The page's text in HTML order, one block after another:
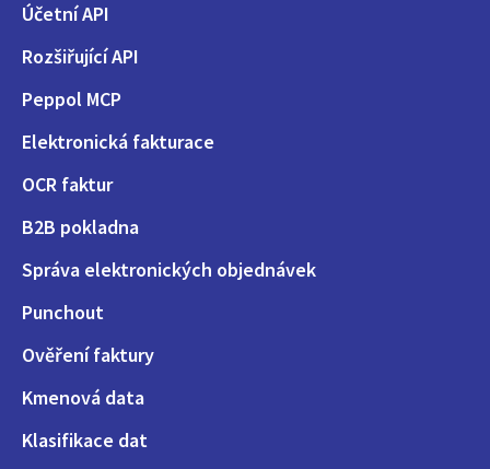
Účetní API
Rozšiřující API
Peppol MCP
Elektronická fakturace
OCR faktur
B2B pokladna
Správa elektronických objednávek
Punchout
Ověření faktury
Kmenová data
Klasifikace dat